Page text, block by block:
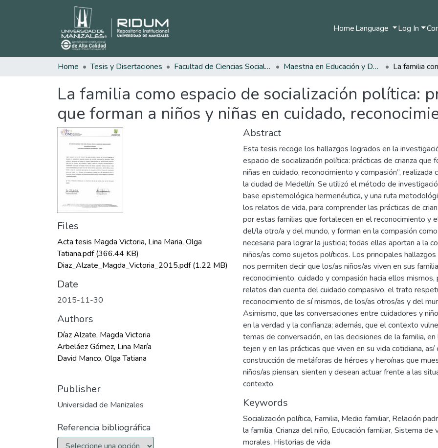
HomeLanguage Log In
Home Tesis y Disertaciones Facultad de Ciencias Sociales y Humanas Maestria en Educación y Desarrollo Humano
La familia como espacio de socialización política:
que forman a niños y niñas en cuidado,
Files
Acta tesis Magda Victoria, Lina Maria, Olga
Tatiana.pdf(366.44 KB)
Diaz_Alzate_Magda_Victoria_2015.pdf(1.22 MB)
Date
2015-11-30
Authors
Díaz Alzate, Magda Victoria
Arbeláez Gómez, Lina María
David Manco, Olga Tatiana
Publisher
Universidad de Manizales
Referencia bibliográfica
Abstract
Esta tesis recoge los hallazgos logrados en la
espacio de socialización política: prácticas de crianza que
niñas en cuidado, reconocimiento y compasión”, realizada
la ciudad de Medellín. Se utilizó el método de
base epistemológica hermenéutica, y una ruta
los relatos de vida, para comprender las prácticas de
por estas familias que fortalecen en el reconocimiento y
del/la otro/a y del mundo, y forman en la compasión
necesaria para lograr la justicia; todas ellas aportan a la
niños/as como sujetos políticos. Los principales
nos permiten decir que los/as niños/as viven en sus
reconocimiento, cuidado y compasión hacia ellos
relatos dan cuenta del cuidado compasivo, el trato
reconocimiento de sí mismos, de los/as otros/as y del
Asimismo, que las conversaciones entre cuidadores y
en la verdad y la confianza; además, que el contexto
temas de conversación, en las decisiones de la familia,
tejen y en las prácticas que viven en su vida cotidiana, así
construcción de metáforas de héroes y heroínas que
niños/as piensan, sienten y desean actuar frente a las
contexto.
Keywords
Socialización política, Familia, Medio familiar, Relación
la familia, Crianza del niño, Educación familiar, Sistema de
morales, Historias de vida